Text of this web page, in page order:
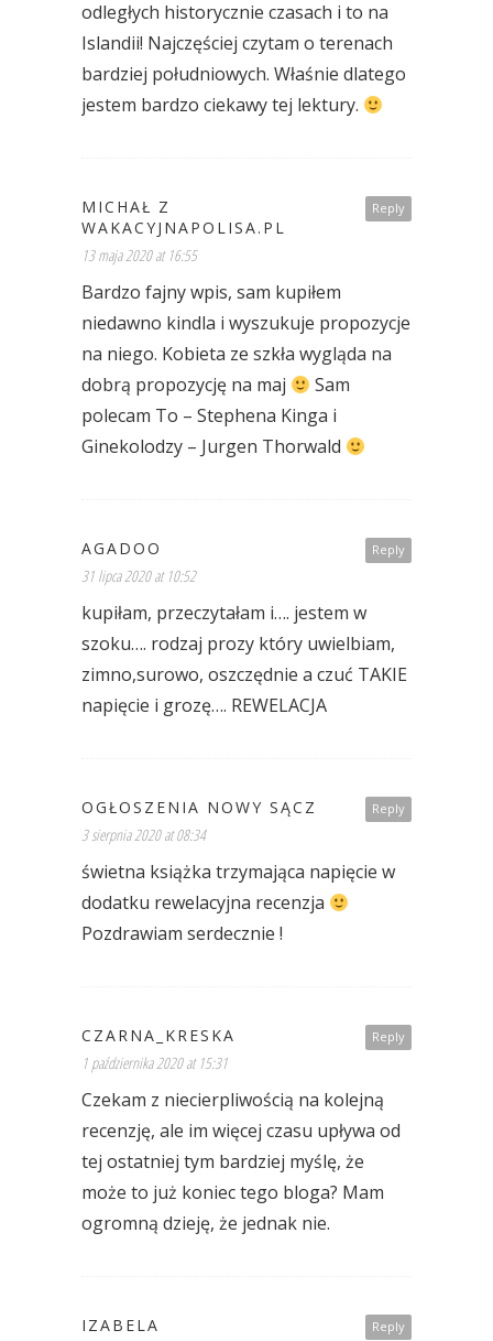
odległych historycznie czasach i to na
Islandii! Najczęściej czytam o terenach
bardziej południowych. Właśnie dlatego
jestem bardzo ciekawy tej lektury.
Reply
MICHAŁ Z
WAKACYJNAPOLISA.PL
13 maja 2020 at 16:55
Bardzo fajny wpis, sam kupiłem
niedawno kindla i wyszukuje propozycje
na niego. Kobieta ze szkła wygląda na
dobrą propozycję na maj
Sam
polecam To – Stephena Kinga i
Ginekolodzy – Jurgen Thorwald
Reply
AGADOO
31 lipca 2020 at 10:52
kupiłam, przeczytałam i…. jestem w
szoku…. rodzaj prozy który uwielbiam,
zimno,surowo, oszczędnie a czuć TAKIE
napięcie i grozę…. REWELACJA
Reply
OGŁOSZENIA NOWY SĄCZ
3 sierpnia 2020 at 08:34
świetna książka trzymająca napięcie w
dodatku rewelacyjna recenzja
Pozdrawiam serdecznie !
Reply
CZARNA_KRESKA
1 października 2020 at 15:31
Czekam z niecierpliwością na kolejną
recenzję, ale im więcej czasu upływa od
tej ostatniej tym bardziej myślę, że
może to już koniec tego bloga? Mam
ogromną dzieję, że jednak nie.
Reply
IZABELA